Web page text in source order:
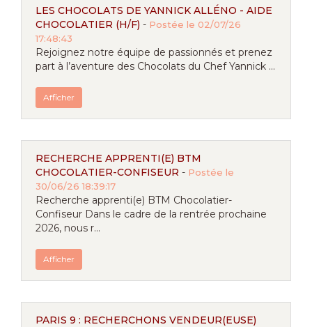
LES CHOCOLATS DE YANNICK ALLÉNO - AIDE
CHOCOLATIER (H/F) - Postée le 02/07/26
17:48:43
Rejoignez notre équipe de passionnés et prenez
part à l’aventure des Chocolats du Chef Yannick ...
Afficher
RECHERCHE APPRENTI(E) BTM
CHOCOLATIER-CONFISEUR - Postée le
30/06/26 18:39:17
Recherche apprenti(e) BTM Chocolatier-
Confiseur Dans le cadre de la rentrée prochaine
2026, nous r...
Afficher
PARIS 9 : RECHERCHONS VENDEUR(EUSE)